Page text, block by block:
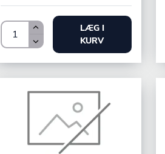
LÆG I
KURV